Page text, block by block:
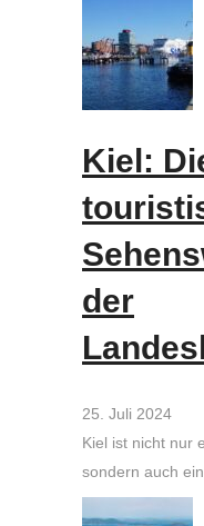
Kiel:
der
25. Juli 2024
Kiel ist nicht nur
sondern auch